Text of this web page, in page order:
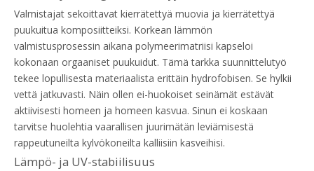
Valmistajat sekoittavat kierrätettyä muovia ja kierrätettyä
puukuitua komposiitteiksi. Korkean lämmön
valmistusprosessin aikana polymeerimatriisi kapseloi
kokonaan orgaaniset puukuidut. Tämä tarkka suunnittelutyö
tekee lopullisesta materiaalista erittäin hydrofobisen. Se hylkii
vettä jatkuvasti. Näin ollen ei-huokoiset seinämät estävät
aktiivisesti homeen ja homeen kasvua. Sinun ei koskaan
tarvitse huolehtia vaarallisen juurimätän leviämisestä
rappeutuneilta kylvökoneilta kalliisiin kasveihisi.
Lämpö- ja UV-stabiilisuus